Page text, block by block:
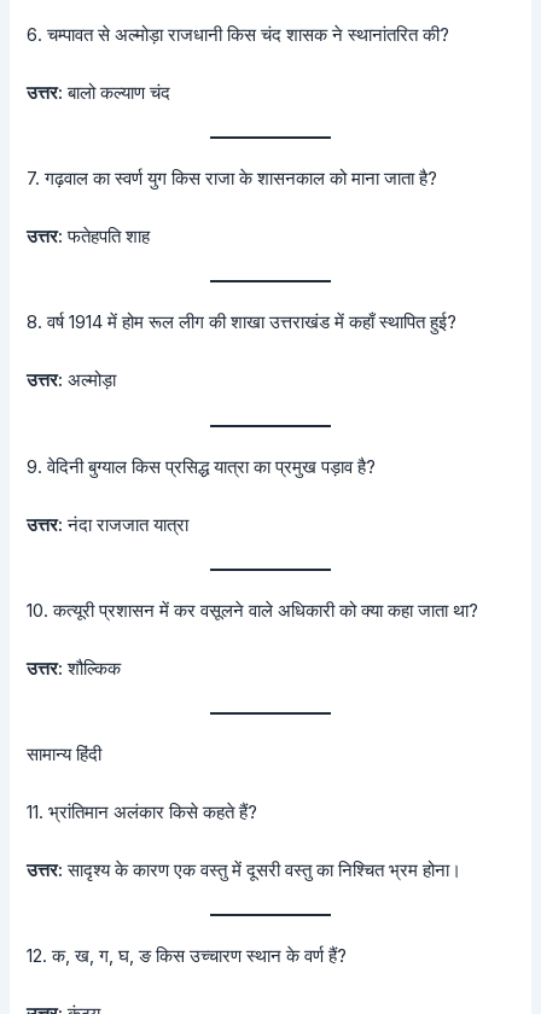
6. चम्पावत से अल्मोड़ा राजधानी किस चंद शासक ने स्थानांतरित की?
उत्तर: बालो कल्याण चंद
7. गढ़वाल का स्वर्ण युग किस राजा के शासनकाल को माना जाता है?
उत्तर: फतेहपति शाह
8. वर्ष 1914 में होम रूल लीग की शाखा उत्तराखंड में कहाँ स्थापित हुई?
उत्तर: अल्मोड़ा
9. वेदिनी बुग्याल किस प्रसिद्ध यात्रा का प्रमुख पड़ाव है?
उत्तर: नंदा राजजात यात्रा
10. कत्यूरी प्रशासन में कर वसूलने वाले अधिकारी को क्या कहा जाता था?
उत्तर: शौल्किक
सामान्य हिंदी
11. भ्रांतिमान अलंकार किसे कहते हैं?
उत्तर: सादृश्य के कारण एक वस्तु में दूसरी वस्तु का निश्चित भ्रम होना।
12. क, ख, ग, घ, ङ किस उच्चारण स्थान के वर्ण हैं?